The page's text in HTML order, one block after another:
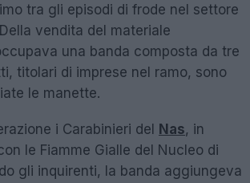
tra gli episodi di frode nel settore
vendita del materiale
una banda composta da tre
titolari di imprese nel ramo, sono
le manette.
i Carabinieri del Nas, in
le Fiamme Gialle del Nucleo di
gli inquirenti, la banda aggiungeva